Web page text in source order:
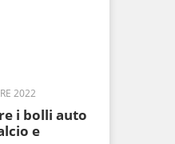
2022
i bolli auto
e